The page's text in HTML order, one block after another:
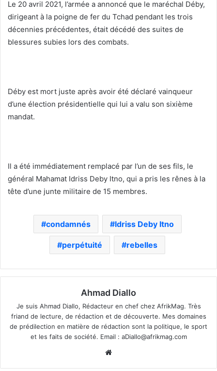
Le 20 avril 2021, l’armée a annoncé que le maréchal Déby,
dirigeant à la poigne de fer du Tchad pendant les trois
décennies précédentes, était décédé des suites de
blessures subies lors des combats.
Déby est mort juste après avoir été déclaré vainqueur
d’une élection présidentielle qui lui a valu son sixième
mandat.
Il a été immédiatement remplacé par l’un de ses fils, le
général Mahamat Idriss Deby Itno, qui a pris les rênes à la
tête d’une junte militaire de 15 membres.
condamnés Idriss Deby Itno
perpétuité rebelles
Ahmad Diallo
Je suis Ahmad Diallo, Rédacteur en chef chez AfrikMag. Très
friand de lecture, de rédaction et de découverte. Mes domaines
de prédilection en matière de rédaction sont la politique, le sport
et les faits de société. Email : aDiallo@afrikmag.com